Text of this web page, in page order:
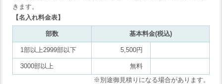
きます。
【名入れ料金表】
部数 基本料金(税込)
1部以上2999部以下 5,500円
3000部以上
無料
※別途御見積りになる場合があります。